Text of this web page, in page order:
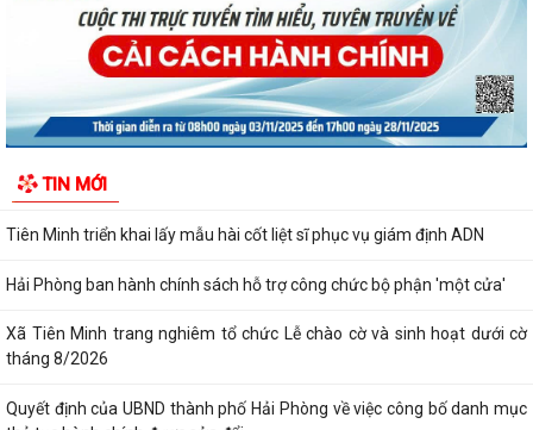
TIN MỚI
Xã Tiên Minh đồng loạt ra quân diệt chuột bảo vệ sản xuất vụ mùa
Xã Tiên Minh triển khai lấy mẫu sinh phẩm ADN liệt sĩ chưa xác định
được thông tin
hành chính
Tiên Minh triển khai lấy mẫu hài cốt liệt sĩ phục vụ giám định ADN
Hải Phòng ban hành chính sách hỗ trợ công chức bộ phận 'một cửa'
Xã Tiên Minh trang nghiêm tổ chức Lễ chào cờ và sinh hoạt dưới cờ
tháng 8/2026
Quyết định của UBND thành phố Hải Phòng về việc công bố danh mục